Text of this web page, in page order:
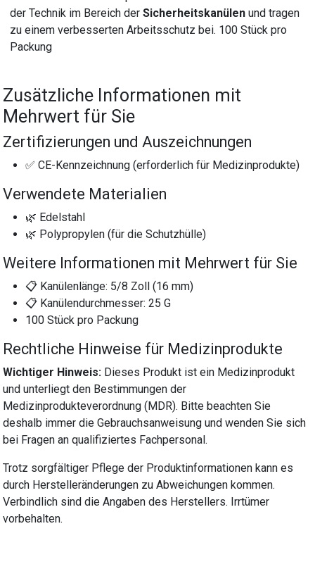
der Technik im Bereich derSicherheitskanülen und tragen
zu einem verbesserten Arbeitsschutz bei. 100 Stück pro
Packung
Zusätzliche Informationen mit
Mehrwert für Sie
Zertifizierungen und Auszeichnungen
✅ CE-Kennzeichnung (erforderlich für Medizinprodukte)
Verwendete Materialien
🌿 Edelstahl
🌿 Polypropylen (für die Schutzhülle)
Weitere Informationen mit Mehrwert für Sie
📋 Kanülenlänge: 5/8 Zoll (16 mm)
📋 Kanülendurchmesser: 25 G
100 Stück pro Packung
Rechtliche Hinweise für Medizinprodukte
Wichtiger Hinweis: Dieses Produkt ist ein Medizinprodukt
und unterliegt den Bestimmungen der
Medizinprodukteverordnung (MDR). Bitte beachten Sie
deshalb immer die Gebrauchsanweisung und wenden Sie sich
bei Fragen an qualifiziertes Fachpersonal.
Trotz sorgfältiger Pflege der Produktinformationen kann es
durch Herstelleränderungen zu Abweichungen kommen.
Verbindlich sind die Angaben des Herstellers. Irrtümer
vorbehalten.